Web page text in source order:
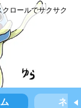
ロールでサクサク
ネタ